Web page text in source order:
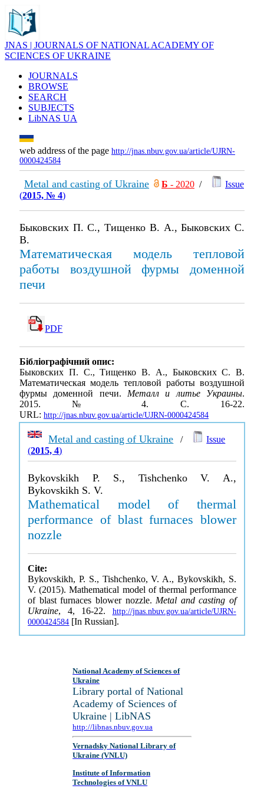
JNAS | JOURNALS OF NATIONAL ACADEMY OF
SCIENCES OF UKRAINE
JOURNALS
BROWSE
SEARCH
SUBJECTS
LibNAS UA
web address of the page http://jnas.nbuv.gov.ua/article/UJRN-
0000424584
Metal and casting of Ukraine Б - 2020 /
Issue
(2015, № 4)
Быковских П. С., Тищенко В. А., Быковских С.
В.
Математическая модель тепловой
работы воздушной фурмы доменной
печи
PDF
Бібліографічний опис:
Быковских П. С., Тищенко В. А., Быковских С. В.
Математическая модель тепловой работы воздушной
фурмы доменной печи. Металл и литье Украины.
2015. № 4. С. 16-22.
URL: http://jnas.nbuv.gov.ua/article/UJRN-0000424584
Metal and casting of Ukraine /
Issue
(2015, 4)
Bykovskikh P. S., Tishchenko V. A.,
Bykovskikh S. V.
Mathematical model of thermal
performance of blast furnaces blower
nozzle
Cite:
Bykovskikh, P. S., Tishchenko, V. A., Bykovskikh, S.
V. (2015). Mathematical model of thermal performance
of blast furnaces blower nozzle. Metal and casting of
Ukraine, 4, 16-22. http://jnas.nbuv.gov.ua/article/UJRN-
0000424584 [In Russian].
National Academy of Sciences of
Ukraine
Library portal of National
Academy of Sciences of
Ukraine | LibNAS
http://libnas.nbuv.gov.ua
Vernadsky National Library of
Ukraine (VNLU)
Institute of Information
Technologies of VNLU